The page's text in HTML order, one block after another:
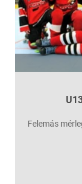
Felemás